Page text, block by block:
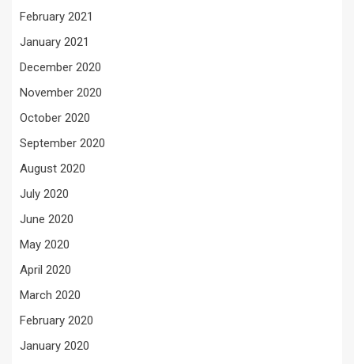
February 2021
January 2021
December 2020
November 2020
October 2020
September 2020
August 2020
July 2020
June 2020
May 2020
April 2020
March 2020
February 2020
January 2020